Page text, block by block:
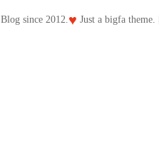
Blog since 2012.♥ Just a bigfa theme. |